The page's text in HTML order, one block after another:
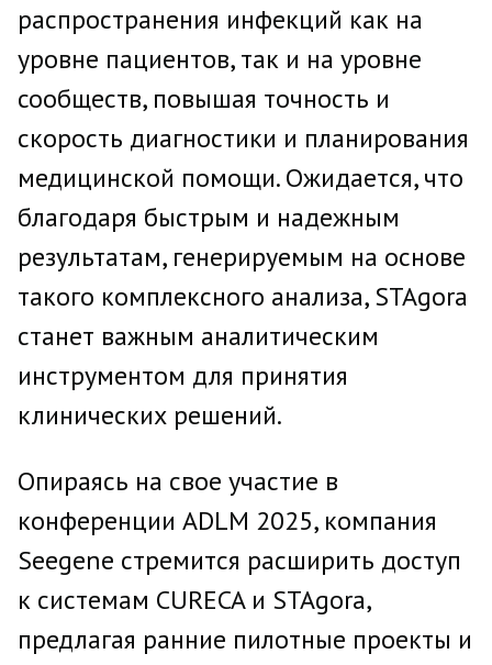
распространения инфекций как на
уровне пациентов, так и на уровне
сообществ, повышая точность и
скорость диагностики и планирования
медицинской помощи. Ожидается, что
благодаря быстрым и надежным
результатам, генерируемым на основе
такого комплексного анализа, STAgora
станет важным аналитическим
инструментом для принятия
клинических решений.
Опираясь на свое участие в
конференции ADLM 2025, компания
Seegene стремится расширить доступ
к системам CURECA и STAgora,
предлагая ранние пилотные проекты и